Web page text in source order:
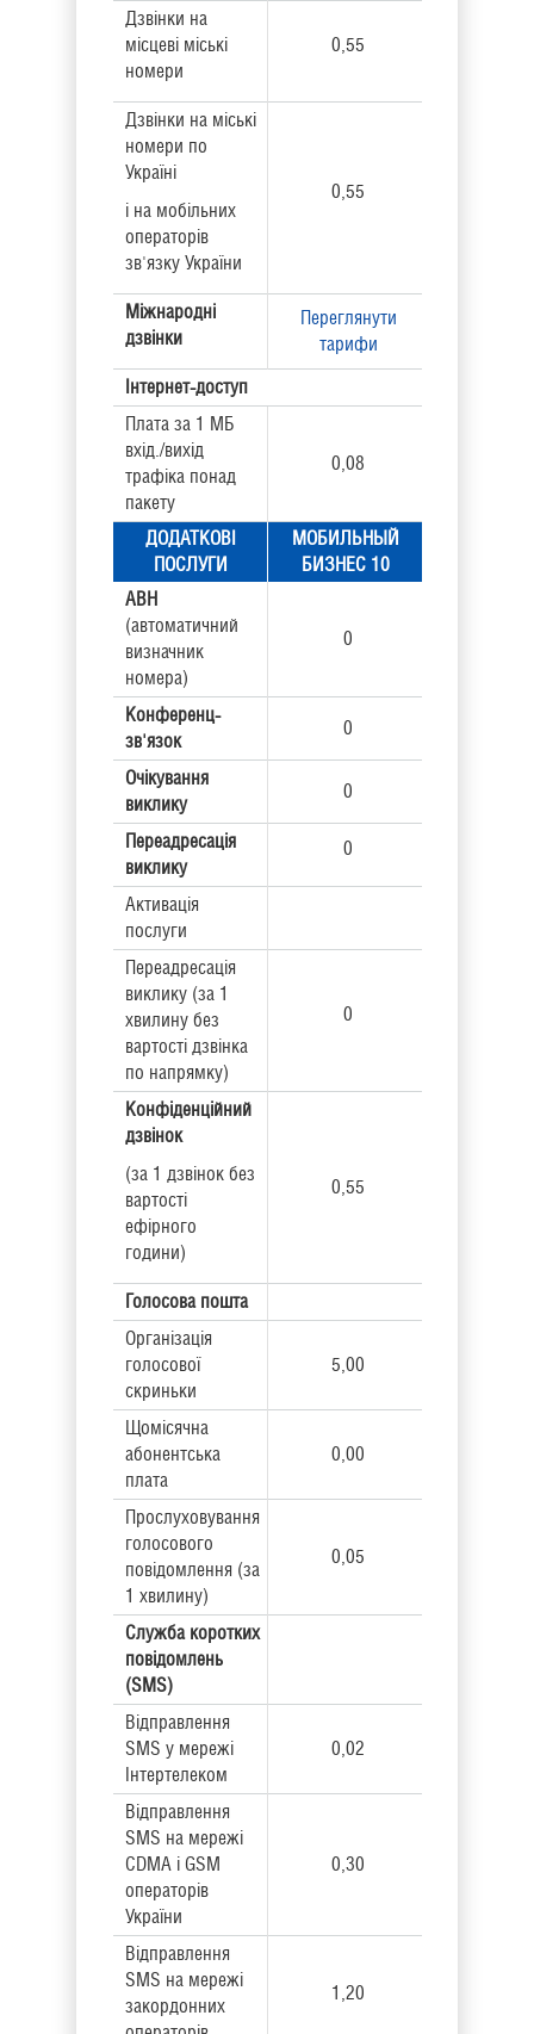
Дзвінки на
місцеві міські
номери
0,55
Дзвінки на міські
номери по
Україні
і на мобільних
операторів
зв'язку України
0,55
Міжнародні
дзвінки
Переглянути
тарифи
Інтернет-доступ
Плата за 1 МБ
вхід./вихід
трафіка понад
пакету
0,08
ДОДАТКОВІ
ПОСЛУГИ
МОБИЛЬНЫЙ
БИЗНЕС 10
АВН
(автоматичний
визначник
номера)
0
Конференц-
зв'язок
0
Очікування
виклику
0
Переадресація
виклику
0
Активація
послуги
Переадресація
виклику (за 1
хвилину без
вартості дзвінка
по напрямку)
0
Конфіденційний
дзвінок
(за 1 дзвінок без
вартості
ефірного
години)
0,55
Голосова пошта
Організація
голосової
скриньки
5,00
Щомісячна
абонентська
плата
0,00
Прослуховування
голосового
повідомлення (за
1 хвилину)
0,05
Служба коротких
повідомлень
(SMS)
Відправлення
SMS у мережі
Інтертелеком
0,02
Відправлення
SMS на мережі
CDMA і GSM
операторів
України
0,30
Відправлення
SMS на мережі
закордонних
1,20